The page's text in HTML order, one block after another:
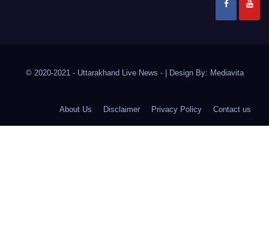
© 2020-2021 - Uttarakhand Live News - Design By: Mediavita
About Us Disclaimer Privacy Policy Contact us